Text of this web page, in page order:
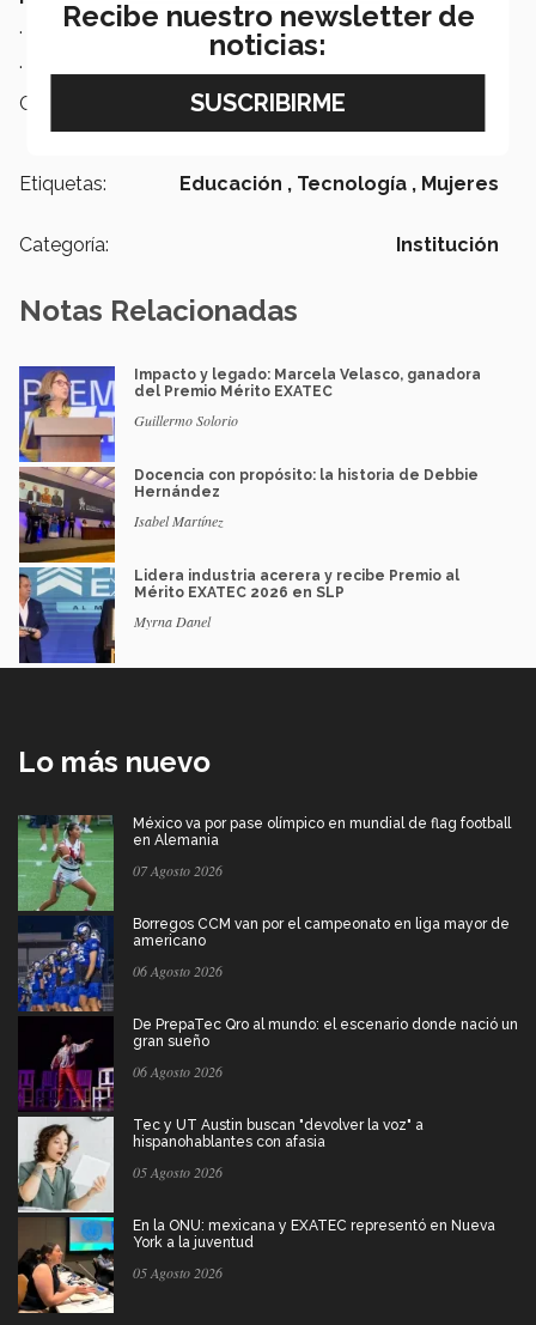
.
.
Campus:
Etiquetas: Educación , Tecnología , Mujeres
Categoría: Institución
Notas Relacionadas
Impacto y legado: Marcela Velasco, ganadora
del Premio Mérito EXATEC
Guillermo Solorio
Docencia con propósito: la historia de Debbie
Hernández
Isabel Martínez
Lidera industria acerera y recibe Premio al
Mérito EXATEC 2026 en SLP
Myrna Danel
Lo más nuevo
México va por pase olímpico en mundial de flag football
en Alemania
07 Agosto 2026
Borregos CCM van por el campeonato en liga mayor de
americano
06 Agosto 2026
De PrepaTec Qro al mundo: el escenario donde nació un
gran sueño
06 Agosto 2026
Tec y UT Austin buscan "devolver la voz" a
hispanohablantes con afasia
05 Agosto 2026
En la ONU: mexicana y EXATEC representó en Nueva
York a la juventud
05 Agosto 2026
Recibe nuestro newsletter de
noticias: